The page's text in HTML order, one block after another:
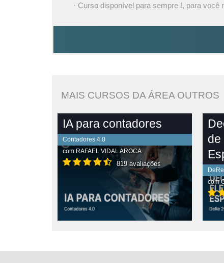
· Curso disponível para sempre !, para
MAIS CURSOS DA ÁREA OUTROS
IA para contadores
Contadores 4.0
com RAFAEL VIDAL AROCA
819 avaliações
de
com
VER CONTEÚDO COMPLETO